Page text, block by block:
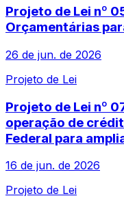
Projeto de Lei nº
Orçamentárias
26 de jun. de 2026
Projeto de Lei
Projeto de Lei nº
operação de
Federal para
16 de jun. de 2026
Projeto de Lei